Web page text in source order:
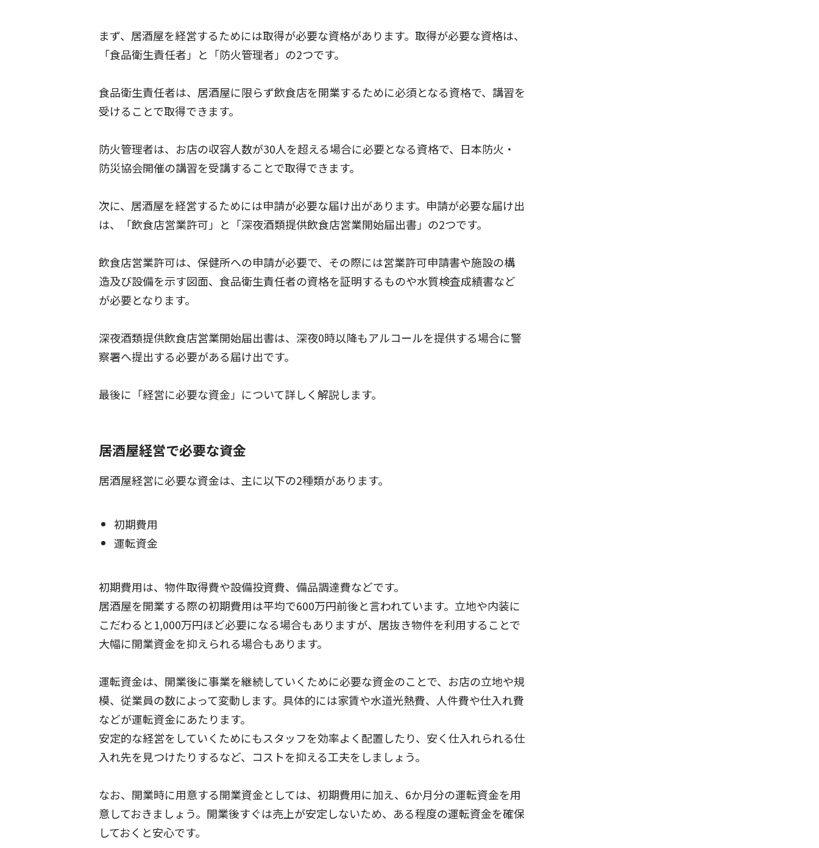
まず、居酒屋を経営するためには取得が必要な資格があります。取得が必要な資格は、
「食品衛生責任者」と「防火管理者」の2つです。
食品衛生責任者は、居酒屋に限らず飲食店を開業するために必須となる資格で、講習を
受けることで取得できます。
防火管理者は、お店の収容人数が30人を超える場合に必要となる資格で、日本防火・
防災協会開催の講習を受講することで取得できます。
次に、居酒屋を経営するためには申請が必要な届け出があります。申請が必要な届け出
は、「飲食店営業許可」と「深夜酒類提供飲食店営業開始届出書」の2つです。
飲食店営業許可は、保健所への申請が必要で、その際には営業許可申請書や施設の構
造及び設備を示す図面、食品衛生責任者の資格を証明するものや水質検査成績書など
が必要となります。
深夜酒類提供飲食店営業開始届出書は、深夜0時以降もアルコールを提供する場合に警
察署へ提出する必要がある届け出です。
最後に「経営に必要な資金」について詳しく解説します。
居酒屋経営で必要な資金
居酒屋経営に必要な資金は、主に以下の2種類があります。
初期費用
運転資金
初期費用は、物件取得費や設備投資費、備品調達費などです。
居酒屋を開業する際の初期費用は平均で600万円前後と言われています。立地や内装に
こだわると1,000万円ほど必要になる場合もありますが、居抜き物件を利用することで
大幅に開業資金を抑えられる場合もあります。
運転資金は、開業後に事業を継続していくために必要な資金のことで、お店の立地や規
模、従業員の数によって変動します。具体的には家賃や水道光熱費、人件費や仕入れ費
などが運転資金にあたります。
安定的な経営をしていくためにもスタッフを効率よく配置したり、安く仕入れられる仕
入れ先を見つけたりするなど、コストを抑える工夫をしましょう。
なお、開業時に用意する開業資金としては、初期費用に加え、6か月分の運転資金を用
意しておきましょう。開業後すぐは売上が安定しないため、ある程度の運転資金を確保
しておくと安心です。